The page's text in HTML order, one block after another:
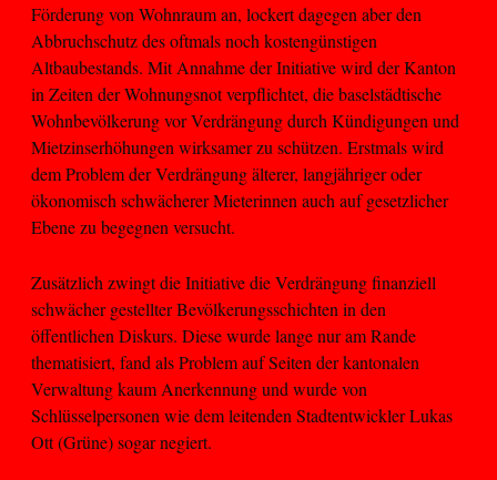
Förderung von Wohnraum an, lockert dagegen aber den
Abbruchschutz des oftmals noch kostengünstigen
Altbaubestands. Mit Annahme der Initiative wird der Kanton
in Zeiten der Wohnungsnot verpflichtet, die baselstädtische
Wohnbevölkerung vor Verdrängung durch Kündigungen und
Mietzinserhöhungen wirksamer zu schützen. Erstmals wird
dem Problem der Verdrängung älterer, langjähriger oder
ökonomisch schwächerer Mieterinnen auch auf gesetzlicher
Ebene zu begegnen versucht.
Zusätzlich zwingt die Initiative die Verdrängung finanziell
schwächer gestellter Bevölkerungsschichten in den
öffentlichen Diskurs. Diese wurde lange nur am Rande
thematisiert, fand als Problem auf Seiten der kantonalen
Verwaltung kaum Anerkennung und wurde von
Schlüsselpersonen wie dem leitenden Stadtentwickler Lukas
Ott (Grüne) sogar negiert.